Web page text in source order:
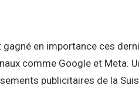
en importance ces
comme Google et Meta.
publicitaires de la